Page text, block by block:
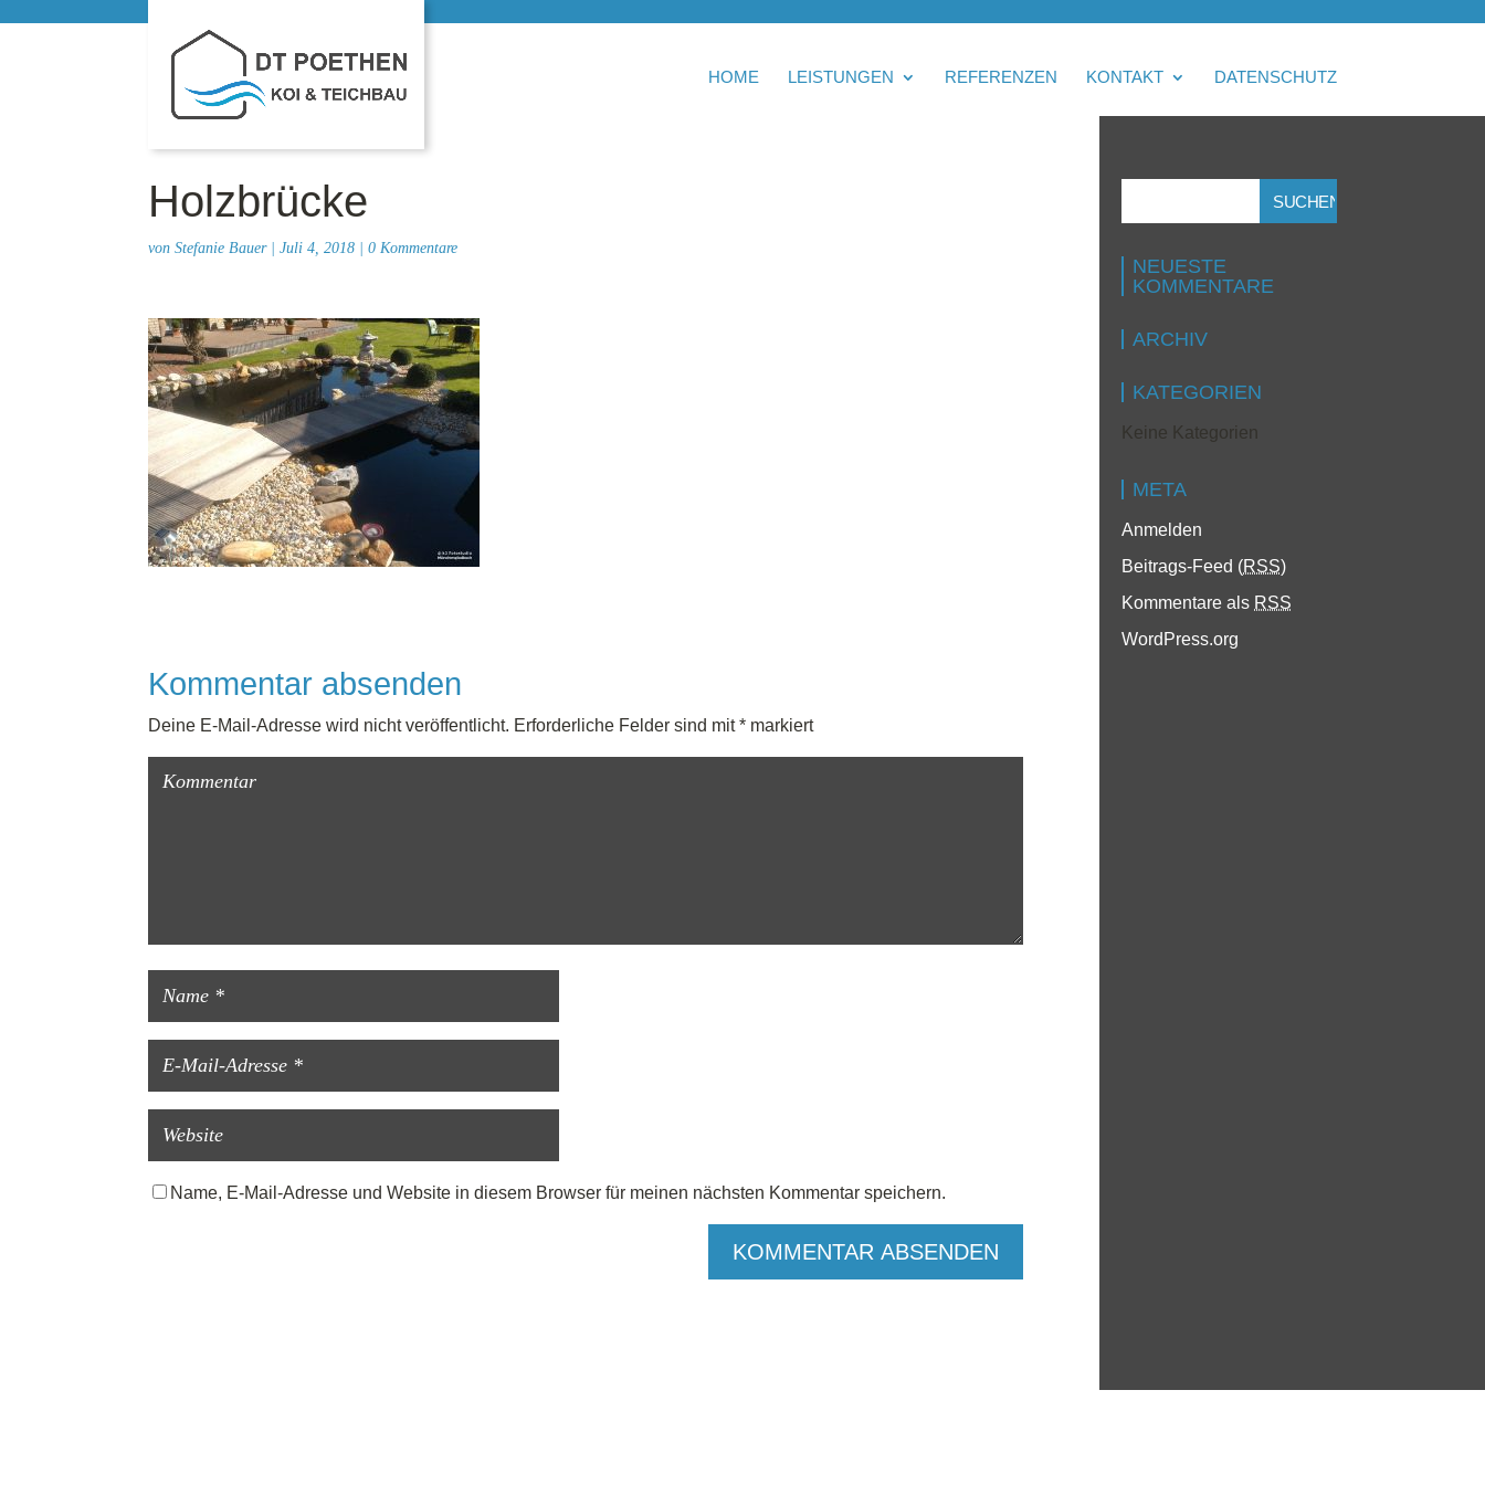
HOME LEISTUNGEN REFERENZEN KONTAKT DATENSCHUTZ
Holzbrücke
vonStefanie Bauer|Juli 4, 2018 |0 Kommentare
Kommentar absenden
Deine E-Mail-Adresse wird nicht veröffentlicht. Erforderliche Felder sind mit* markiert
Name, E-Mail-Adresse und Website in diesem Browser für meinen nächsten Kommentar speichern.
NEUESTE
KOMMENTARE
ARCHIV
KATEGORIEN
Keine Kategorien
META
Anmelden
Beitrags-Feed (RSS)
Kommentare als RSS
WordPress.org